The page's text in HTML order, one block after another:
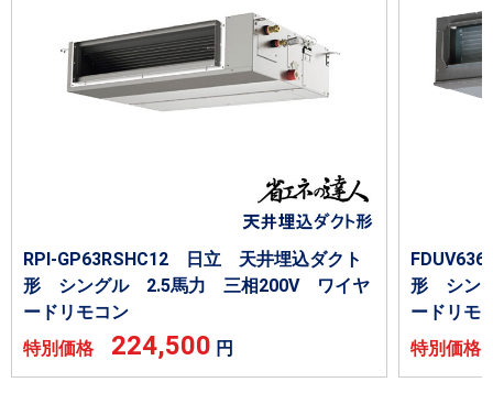
RPI-GP63RSHC12 日立 天井埋込ダクト
形 シングル 2.5馬力 三相200V ワイヤ
ードリモコン
特別価格 224,500 円
形 シン
ードリモ
特別価